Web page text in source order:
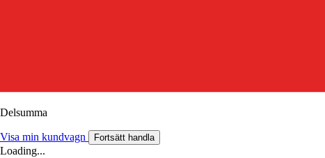
Delsumma
Visa min kundvagn Fortsätt handla
Loading...